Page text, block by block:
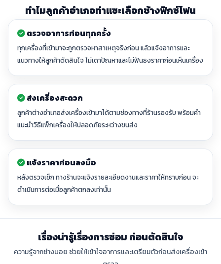
ทำไมลูกค้าอำเภอท่าแซะเลือกช้างฟิกซ์โฟน
ตรวจอาการก่อนทุกครั้ง
ทุกเครื่องที่เข้ามาจะถูกตรวจหาสาเหตุจริงก่อน แล้วแจ้งอาการและ
แนวทางให้ลูกค้าตัดสินใจ ไม่เดาปัญหาและไม่ฟันธงราคาก่อนเห็นเครื่อง
ส่งเครื่องสะดวก
ลูกค้าต่างอำเภอส่งเครื่องเข้ามาได้ตามช่องทางที่ร้านรองรับ พร้อมคำ
แนะนำวิธีแพ็กเครื่องให้ปลอดภัยระหว่างขนส่ง
แจ้งราคาก่อนลงมือ
หลังตรวจเช็ก ทางร้านจะแจ้งรายละเอียดงานและราคาให้ทราบก่อน จะ
ดำเนินการต่อเมื่อลูกค้าตกลงเท่านั้น
เรื่องน่ารู้เรื่องการซ่อม ก่อนตัดสินใจ
ความรู้จากช่างบอย ช่วยให้เข้าใจอาการและเตรียมตัวก่อนส่งเครื่องเข้า